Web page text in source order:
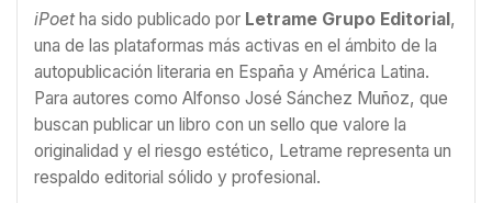
iPoetha sido publicado por Letrame Grupo Editorial,
una de las plataformas más activas en el ámbito de la
autopublicación literaria en España y América Latina.
Para autores como Alfonso José Sánchez Muñoz, que
buscan publicar un libro con un sello que valore la
originalidad y el riesgo estético, Letrame representa un
respaldo editorial sólido y profesional.